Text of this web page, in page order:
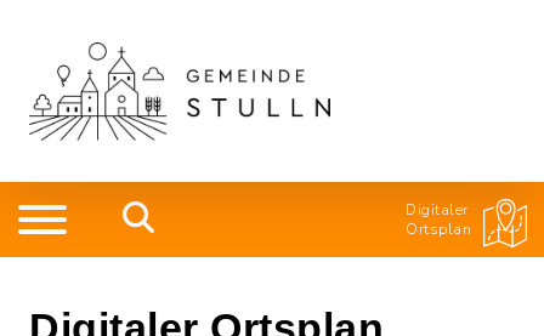
Digitaler
Ortsplan